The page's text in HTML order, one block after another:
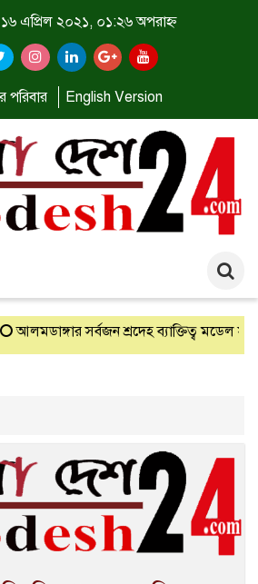
১৬ এপ্রিল ২০২১, ০১:২৬ অপরাহ্ন
পরিবার English Version
সর্বজন শ্রদেহ ব‍্যাক্তিত্ব মডেল